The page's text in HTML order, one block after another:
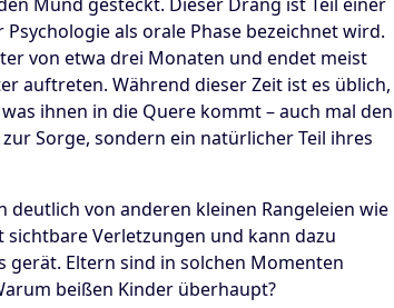
als orale Phase bezeichnet wird.
von etwa drei Monaten und endet meist
auftreten. Während dieser Zeit ist es üblich,
ihnen in die Quere kommt – auch mal den
Sorge, sondern ein natürlicher Teil ihres
deutlich von anderen kleinen Rangeleien wie
Verletzungen und kann dazu
gerät. Eltern sind in solchen Momenten
beißen Kinder überhaupt?